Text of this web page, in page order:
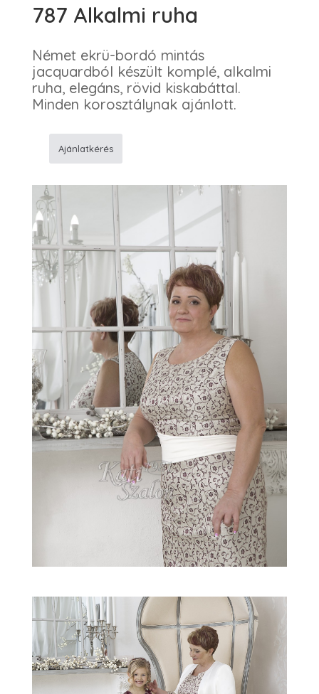
787 Alkalmi ruha
Német ekrü-bordó mintás
jacquardból készült komplé, alkalmi
ruha, elegáns, rövid kiskabáttal.
Minden korosztálynak ajánlott.
ruha
mennyiség
Ajánlatkérés